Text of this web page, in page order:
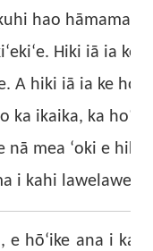
hao hāmama
Hiki iā ia ke
A hiki iā ia ke
ka ikaika, ka
nā mea ʻoki e hiki
i kahi lawelawe
hōʻike ana i ka